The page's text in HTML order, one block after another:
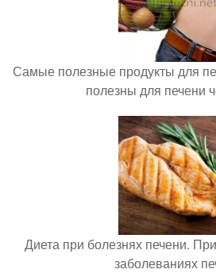
Самые полезные продукты для
полезны для печени
Диета при болезнях печени.
заболеваниях